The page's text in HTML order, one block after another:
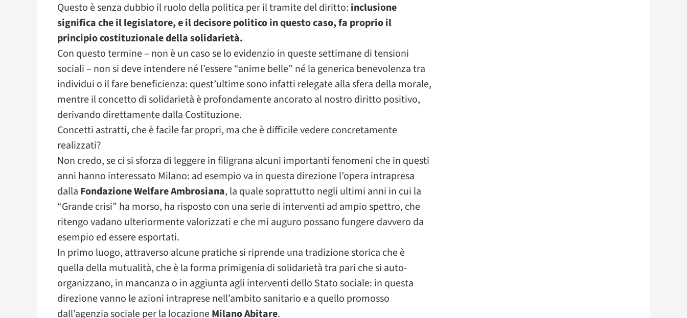
Questo è senza dubbio il ruolo della politica per il tramite del diritto: inclusione
significa che il legislatore, e il decisore politico in questo caso, fa proprio il
principio costituzionale della solidarietà.
Con questo termine – non è un caso se lo evidenzio in queste settimane di tensioni
sociali – non si deve intendere né l’essere “anime belle” né la generica benevolenza tra
individui o il fare beneficienza: quest’ultime sono infatti relegate alla sfera della morale,
mentre il concetto di solidarietà è profondamente ancorato al nostro diritto positivo,
derivando direttamente dalla Costituzione.
Concetti astratti, che è facile far propri, ma che è difficile vedere concretamente
realizzati?
Non credo, se ci si sforza di leggere in filigrana alcuni importanti fenomeni che in questi
anni hanno interessato Milano: ad esempio va in questa direzione l’opera intrapresa
dalla Fondazione Welfare Ambrosiana, la quale soprattutto negli ultimi anni in cui la
“Grande crisi” ha morso, ha risposto con una serie di interventi ad ampio spettro, che
ritengo vadano ulteriormente valorizzati e che mi auguro possano fungere davvero da
esempio ed essere esportati.
In primo luogo, attraverso alcune pratiche si riprende una tradizione storica che è
quella della mutualità, che è la forma primigenia di solidarietà tra pari che si auto-
organizzano, in mancanza o in aggiunta agli interventi dello Stato sociale: in questa
direzione vanno le azioni intraprese nell’ambito sanitario e a quello promosso
dall’agenzia sociale per la locazioneMilano Abitare.